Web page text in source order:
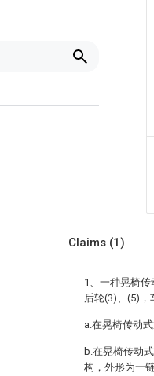
Claims (1)
1、一种晃椅
后轮(3)、(5)，
a.在晃椅传动
b.在晃椅传动
构，外形为一